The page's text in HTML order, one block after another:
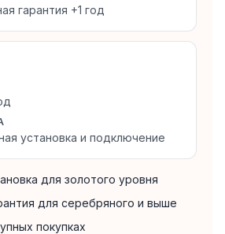
гарантия +1 год
установка и подключение
для золотого уровня
для серебряного и выше
покупках